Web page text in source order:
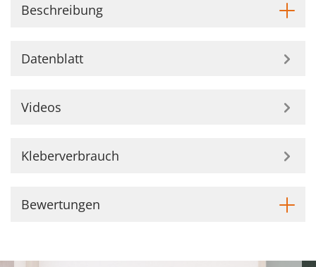
Beschreibung
Datenblatt
Videos
Kleberverbrauch
Bewertungen